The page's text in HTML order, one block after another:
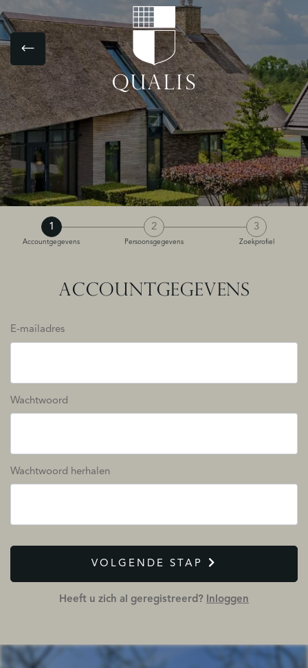
1
Accountgegevens
2
Persoonsgegevens
3
Zoekprofiel
ACCOUNTGEGEVENS
E-mailadres
Wachtwoord
Wachtwoord herhalen
VOLGENDE STAP
Heeft u zich al geregistreerd? Inloggen